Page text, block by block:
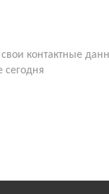
свои контактные
сегодня